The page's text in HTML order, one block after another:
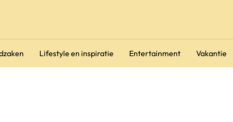
Lifestyle en inspiratie Entertainment Vakantie